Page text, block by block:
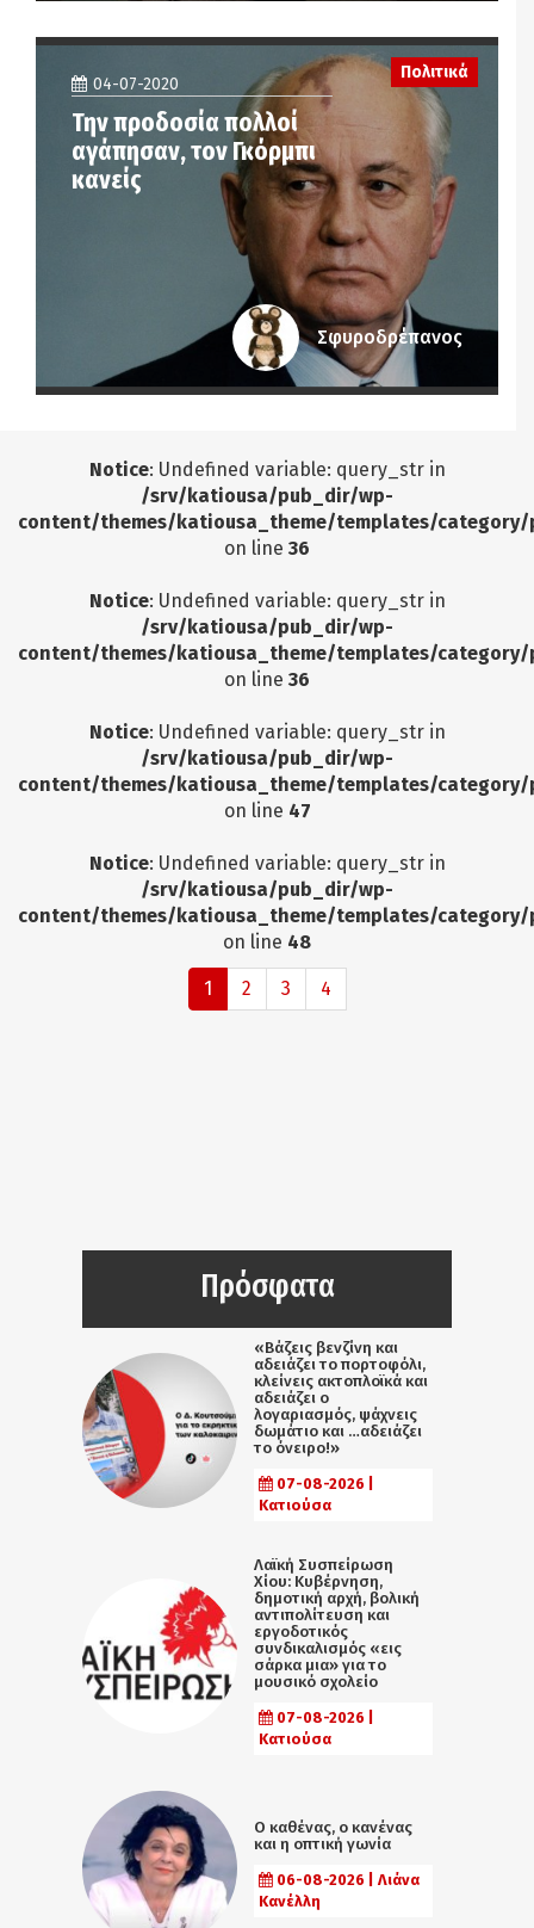
04-07-2020
Την προδοσία πολλοί
αγάπησαν, τον Γκόρμπι
κανείς
Πολιτικά
Σφυροδρέπανος
Notice: Undefined variable: query_str in
/srv/katiousa/pub_dir/wp-
content/themes/katiousa_theme/templates/
on line 36
Notice: Undefined variable: query_str in
/srv/katiousa/pub_dir/wp-
content/themes/katiousa_theme/templates/
on line 36
Notice: Undefined variable: query_str in
/srv/katiousa/pub_dir/wp-
content/themes/katiousa_theme/templates/
on line 47
Notice: Undefined variable: query_str in
/srv/katiousa/pub_dir/wp-
content/themes/katiousa_theme/templates/
on line 48
1 2 3 4
Πρόσφατα
«Βάζεις βενζίνη και
αδειάζει το πορτοφόλι,
κλείνεις ακτοπλοϊκά και
αδειάζει ο
λογαριασμός, ψάχνεις
δωμάτιο και …αδειάζει
το όνειρο!»
07-08-2026 |
Κατιούσα
Λαϊκή Συσπείρωση
Χίου: Κυβέρνηση,
δημοτική αρχή, βολική
αντιπολίτευση και
εργοδοτικός
συνδικαλισμός «εις
σάρκα μια» για το
μουσικό σχολείο
07-08-2026 |
Κατιούσα
Ο καθένας, ο κανένας
και η οπτική γωνία
06-08-2026 | Λιάνα
Κανέλλη